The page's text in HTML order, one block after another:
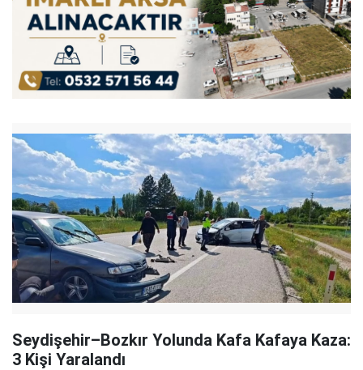
Seydişehir–Bozkır Yolunda Kafa Kafaya Kaza:
3 Kişi Yaralandı